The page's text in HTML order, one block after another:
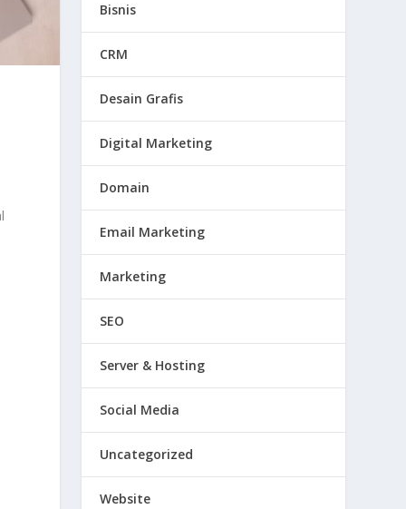
Bisnis
CRM
Desain Grafis
Digital Marketing
Domain
Email Marketing
Marketing
SEO
Server & Hosting
Social Media
Uncategorized
Website